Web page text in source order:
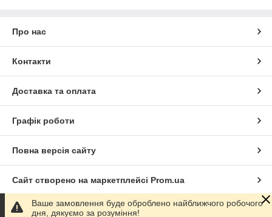
Про нас
Контакти
Доставка та оплата
Графік роботи
Повна версія сайту
Сайт створено на маркетплейсі Prom.ua
Політика конфіденційності
Ваше замовлення буде оброблено найближчого робочого
дня, дякуємо за розуміння!